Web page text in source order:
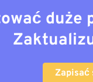
Zapisać